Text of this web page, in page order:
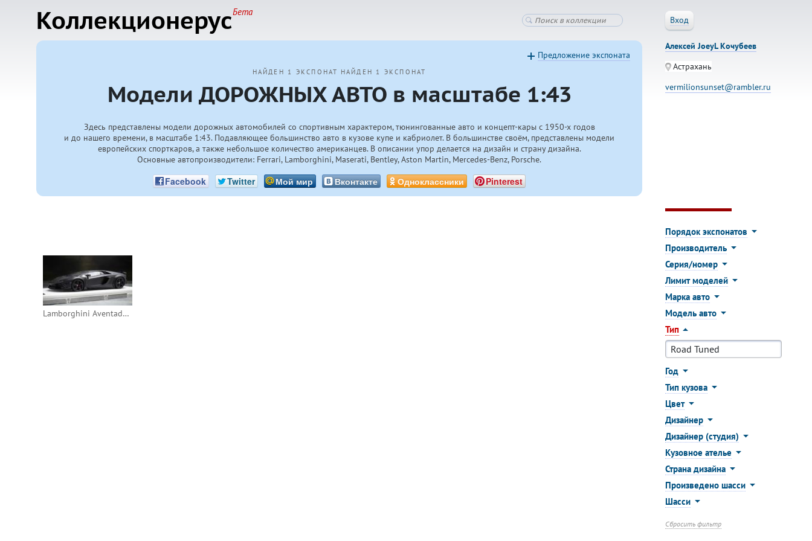
КоллекционерусБета
Вход
НАЙДЕН 1 ЭКСПОНАТ НАЙДЕН 1 ЭКСПОНАТ
Модели ДОРОЖНЫХ АВТО в масштабе 1:43
Здесь представлены модели дорожных автомобилей со спортивным характером, тюнингованные авто и концепт-кары с 1950-хгодов
и до нашего времени, в масштабе 1:43. Подавляющее большинство авто в кузове купе и кабриолет. В большинстве своём, представлены модели
европейских спорткаров, а также небольшое количество американцев. В описании упор делается на дизайн и страну дизайна.
Основные автопроизводители: Ferrari, Lamborghini, Maserati, Bentley, Aston Martin, Mercedes-Benz, Porsche.
Facebook Twitter Мой мир Вконтакте Одноклассники Pinterest
Предложение экспоната
Алексей JoeyL Кочубеев
Астрахань
vermilionsunset@rambler.ru
Lamborghini Aventador LP700-4 Mansory
Порядок экспонатов
Производитель
Серия/номер
Лимит моделей
Марка авто
Модель авто
Тип
Год
Тип кузова
Цвет
Дизайнер
Дизайнер (студия)
Кузовное ателье
Страна дизайна
Произведено шасси
Шасси
Сбросить фильтр